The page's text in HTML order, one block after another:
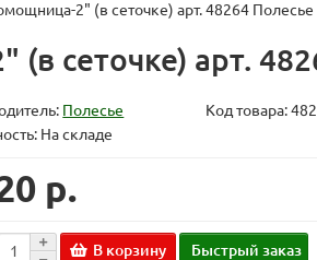
2" (в сеточке) арт. 48264 Полесье
сеточке) арт.
Полесье Код товара:
На складе
р.
В корзину Быстрый заказ